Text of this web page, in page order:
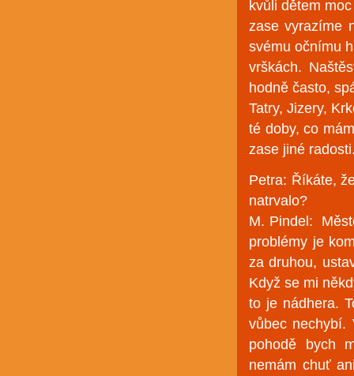
kvůli dětem
zase vyrazíme
svému očnímu
vrškách.
hodně často,
Tatry, Jizery,
té doby, co
zase jiné
Petra: Říkáte,
natrvalo?
M. Pindel:
problémy je
za druhou,
Když se mi
to je nádhera.
vůbec
pohodě bych
nemám chuť